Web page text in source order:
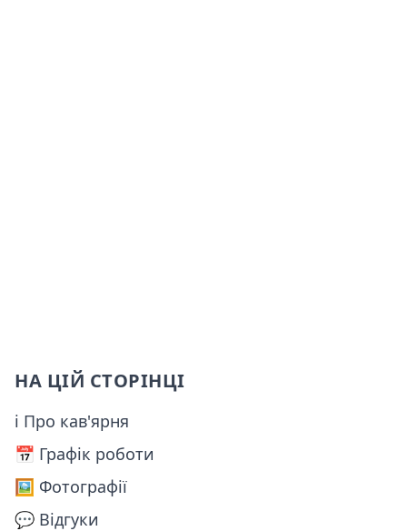
НА ЦІЙ СТОРІНЦІ
ℹ Про кав'ярня
📅️ Графік роботи
🖼️ Фотографії
💬 Відгуки